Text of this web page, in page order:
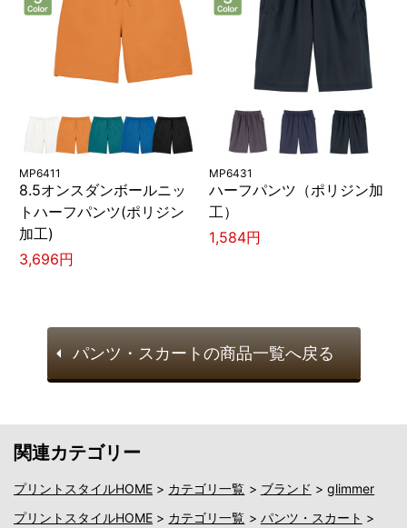
MP6411
8.5オンスダンボールニッ
トハーフパンツ(ポリジン
加工)
3,696円
MP6431
ハーフパンツ（ポリジン加
工）
1,584円
パンツ・スカートの商品一覧へ戻る
関連カテゴリー
プリントスタイルHOME > カテゴリ一覧 > ブランド > glimmer
プリントスタイルHOME > カテゴリ一覧 > パンツ・スカート >